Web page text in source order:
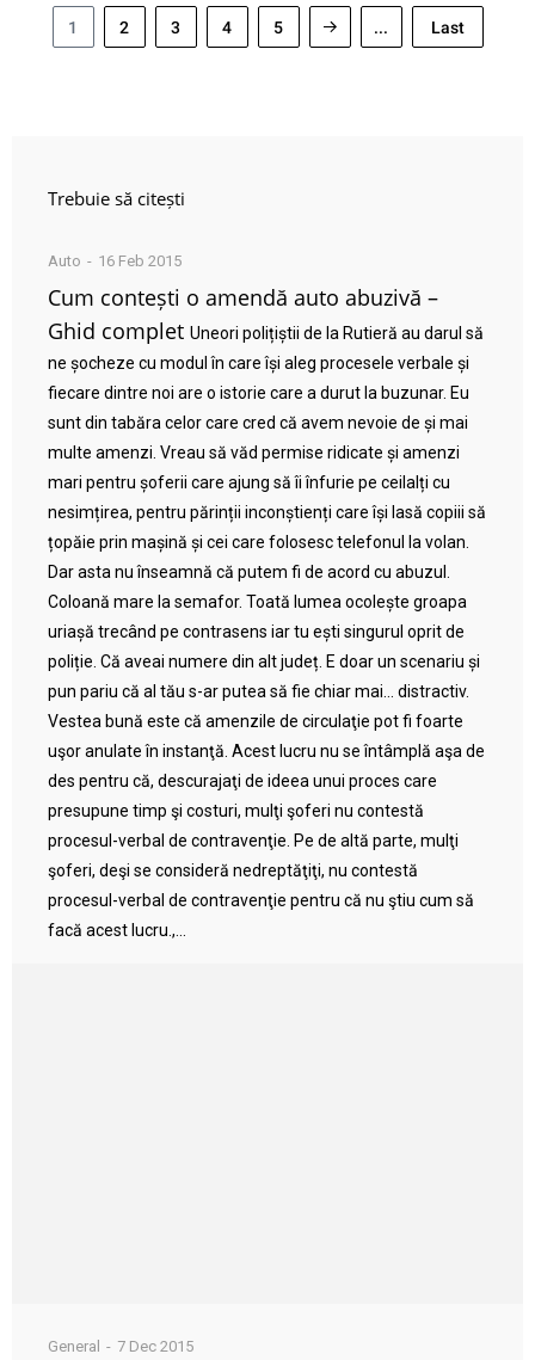
1 2 3 4 5 ... Last
Trebuie să citești
Auto 16 Feb 2015
Cum contești o amendă auto abuzivă –
Ghid complet Uneori polițiștii de la Rutieră au darul să
ne șocheze cu modul în care își aleg procesele verbale și
fiecare dintre noi are o istorie care a durut la buzunar. Eu
sunt din tabăra celor care cred că avem nevoie de și mai
multe amenzi. Vreau să văd permise ridicate și amenzi
mari pentru șoferii care ajung să îi înfurie pe ceilalți cu
nesimțirea, pentru părinții inconștienți care își lasă copiii să
țopăie prin mașină și cei care folosesc telefonul la volan.
Dar asta nu înseamnă că putem fi de acord cu abuzul.
Coloană mare la semafor. Toată lumea ocolește groapa
uriașă trecând pe contrasens iar tu ești singurul oprit de
poliție. Că aveai numere din alt județ. E doar un scenariu și
pun pariu că al tău s-ar putea să fie chiar mai… distractiv.
Vestea bună este că amenzile de circulaţie pot fi foarte
uşor anulate în instanţă. Acest lucru nu se întâmplă aşa de
des pentru că, descurajaţi de ideea unui proces care
presupune timp şi costuri, mulţi şoferi nu contestă
procesul-verbal de contravenţie. Pe de altă parte, mulţi
şoferi, deşi se consideră nedreptăţiţi, nu contestă
procesul-verbal de contravenţie pentru că nu ştiu cum să
facă acest lucru.,...
General 7 Dec 2015